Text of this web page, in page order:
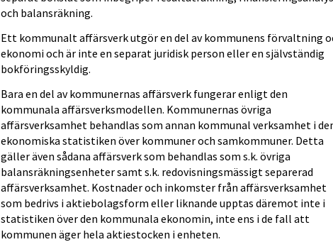
och balansräkning.
Ett kommunalt affärsverk utgör en del av kommunens förvaltning
ekonomi och är inte en separat juridisk person eller en självständig
bokföringsskyldig.
Bara en del av kommunernas affärsverk fungerar enligt den
kommunala affärsverksmodellen. Kommunernas övriga
affärsverksamhet behandlas som annan kommunal verksamhet i
ekonomiska statistiken över kommuner och samkommuner. Detta
gäller även sådana affärsverk som behandlas som s.k. övriga
balansräkningsenheter samt s.k. redovisningsmässigt separerad
affärsverksamhet. Kostnader och inkomster från affärsverksamhet
som bedrivs i aktiebolagsform eller liknande upptas däremot inte i
statistiken över den kommunala ekonomin, inte ens i de fall att
kommunen äger hela aktiestocken i enheten.